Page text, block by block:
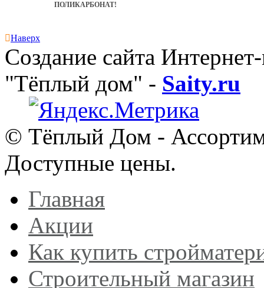
ПОЛИКАРБОНАТ!
Наверх
Создание сайта
"Тёплый дом" - Saity.ru
© Тёплый Дом -
Доступные цены.
Главная
Акции
Как купить
Строительный магазин